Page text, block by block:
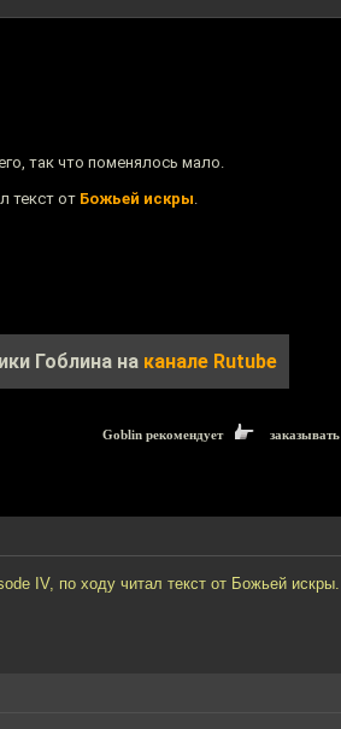
так что поменялось мало.
текст от Божьей искры.
Гоблина на канале Rutube
Goblin рекомендует заказывать
IV, по ходу читал текст от Божьей искры.